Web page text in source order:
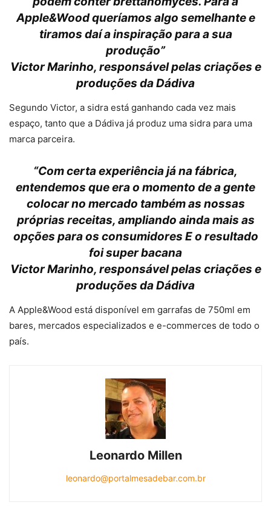
Apple&Wood queríamos algo semelhante e
tiramos daí a inspiração para a sua
produção”
Victor Marinho, responsável pelas criações e
produções da Dádiva
Segundo Victor, a sidra está ganhando cada vez mais
espaço, tanto que a Dádiva já produz uma sidra para uma
marca parceira.
“Com certa experiência já na fábrica,
entendemos que era o momento de a gente
colocar no mercado também as nossas
próprias receitas, ampliando ainda mais as
opções para os consumidores E o resultado
foi super bacana
Victor Marinho, responsável pelas criações e
produções da Dádiva
A Apple&Wood está disponível em garrafas de 750ml em
bares, mercados especializados e e-commerces de todo o
país.
Leonardo Millen
leonardo@portalmesadebar.com.br